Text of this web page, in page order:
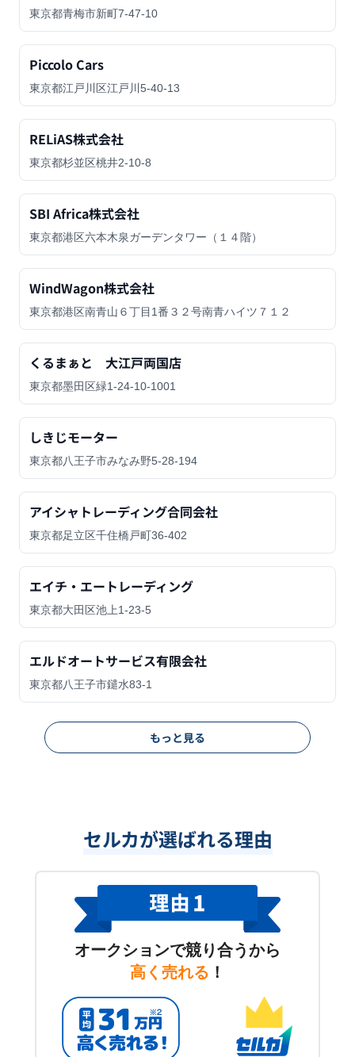
東京都青梅市新町7-47-10
Piccolo Cars
東京都江戸川区江戸川5-40-13
RELiAS株式会社
東京都杉並区桃井2-10-8
SBI Africa株式会社
東京都港区六本木泉ガーデンタワー（１４階）
WindWagon株式会社
東京都港区南青山６丁目1番３２号南青ハイツ７１２
くるまぁと 大江戸両国店
東京都墨田区緑1-24-10-1001
しきじモーター
東京都八王子市みなみ野5-28-194
アイシャトレーディング合同会社
東京都足立区千住橋戸町36-402
エイチ・エートレーディング
東京都大田区池上1-23-5
エルドオートサービス有限会社
東京都八王子市鑓水83-1
もっと見る
セルカが選ばれる理由
オークションで競り合うから
高く売れる ！